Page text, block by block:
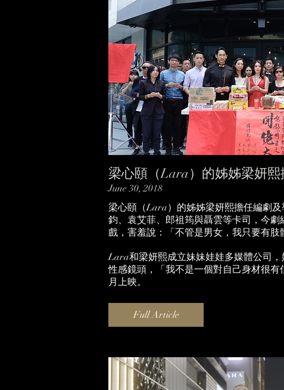
梁心頤（Lara）的姊姊梁妍熙
June 30, 2018
梁心頤（Lara）的姊姊梁妍熙擔任編劇
鈞、袁艾菲、郎祖筠與聶雲等卡司，今
戲，害羞說：「不管是男女，我只要有肢
Lara和梁妍熙成立妹妹娃娃多媒體公司
性感鏡頭，「我不是一個對自己身材很
月上映。
Full Article